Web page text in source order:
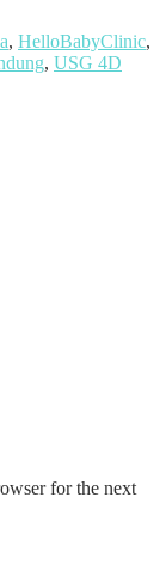
, HelloBabyClinic,
, USG 4D
for the next